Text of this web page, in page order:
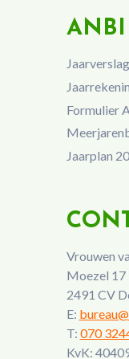
ANBI
Formulier
Jaarplan
Vrouwen
Moezel 17
2491 CV
E:
T: 070
KvK: